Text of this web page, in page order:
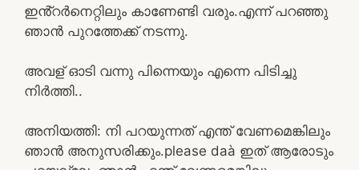
ഇൻ്റർനെറ്റിലും കാണേണ്ടി വരും.എന്ന് പറഞ്ഞു
ഞാൻ പുറത്തേക്ക് നടന്നു.
അവള് ഓടി വന്നു പിന്നെയും എന്നെ പിടിച്ചു
നിർത്തി..
അനിയത്തി: നി പറയുന്നത് എന്ത് വേണമെങ്കിലും
ഞാൻ അനുസരിക്കും.please daà ഇത് ആരോടും